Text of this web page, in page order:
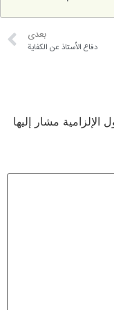
عن الكفاية
مشار إليها